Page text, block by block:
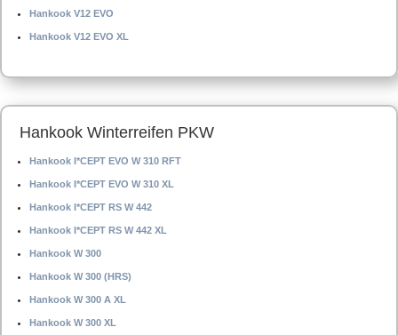
Hankook V12 EVO
Hankook V12 EVO XL
Hankook Winterreifen PKW
Hankook I*CEPT EVO W 310 RFT
Hankook I*CEPT EVO W 310 XL
Hankook I*CEPT RS W 442
Hankook I*CEPT RS W 442 XL
Hankook W 300
Hankook W 300 (HRS)
Hankook W 300 A XL
Hankook W 300 XL